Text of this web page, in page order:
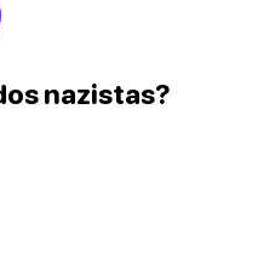
nazistas?